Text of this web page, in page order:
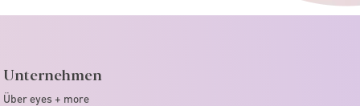
Unternehmen
Über eyes + more